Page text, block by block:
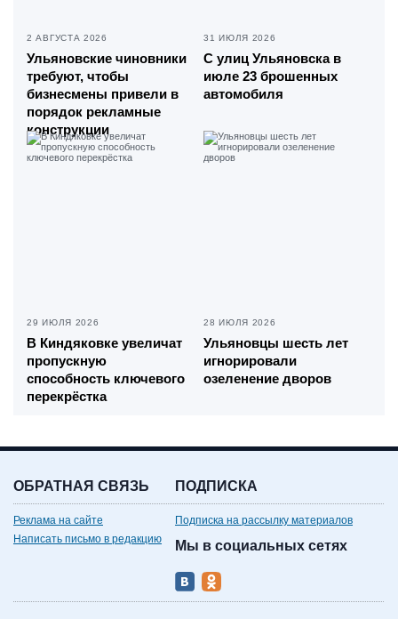
2 АВГУСТА 2026
Ульяновские чиновники
требуют, чтобы
бизнесмены привели в
порядок рекламные
конструкции
31 ИЮЛЯ 2026
С улиц Ульяновска в
июле 23 брошенных
автомобиля
29 ИЮЛЯ 2026
В Киндяковке увеличат
пропускную
способность ключевого
перекрёстка
28 ИЮЛЯ 2026
Ульяновцы шесть лет
игнорировали
озеленение дворов
ОБРАТНАЯ СВЯЗЬ
Реклама на сайте
Написать письмо в редакцию
ПОДПИСКА
Подписка на рассылку материалов
Мы в социальных сетях